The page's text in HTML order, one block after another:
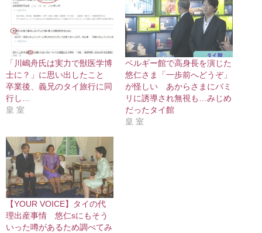
「川嶋舟氏は実力で獣医学博
士に？」に思い出したこと
卒業後、義兄のタイ旅行に同
行し…
皇 室
ベルギー館で高身長を演じた
悠仁さま「一歩前へどうぞ」
が怪しい あからさまにバミ
リに誘導され無視も…みじめ
だったタイ館
皇 室
【YOUR VOICE】タイの代
理出産事情 悠仁sにもそう
いった噂があるため調べてみ